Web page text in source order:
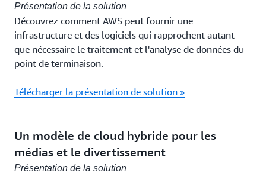
Présentation de la solution
Découvrez comment AWS peut fournir une
infrastructure et des logiciels qui rapprochent autant
que nécessaire le traitement et l'analyse de données du
point de terminaison.
Télécharger la présentation de solution »
Un modèle de cloud hybride pour les
médias et le divertissement
Présentation de la solution